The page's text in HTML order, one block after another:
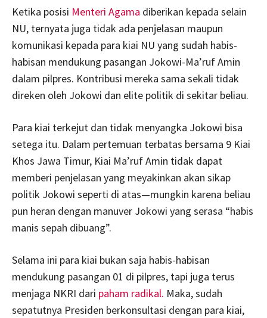
Ketika posisi Menteri Agama diberikan kepada selain
NU, ternyata juga tidak ada penjelasan maupun
komunikasi kepada para kiai NU yang sudah habis-
habisan mendukung pasangan Jokowi-Ma’ruf Amin
dalam pilpres. Kontribusi mereka sama sekali tidak
direken oleh Jokowi dan elite politik di sekitar beliau.
Para kiai terkejut dan tidak menyangka Jokowi bisa
setega itu. Dalam pertemuan terbatas bersama 9 Kiai
Khos Jawa Timur, Kiai Ma’ruf Amin tidak dapat
memberi penjelasan yang meyakinkan akan sikap
politik Jokowi seperti di atas—mungkin karena beliau
pun heran dengan manuver Jokowi yang serasa “habis
manis sepah dibuang”.
Selama ini para kiai bukan saja habis-habisan
mendukung pasangan 01 di pilpres, tapi juga terus
menjaga NKRI dari paham radikal. Maka, sudah
sepatutnya Presiden berkonsultasi dengan para kiai,